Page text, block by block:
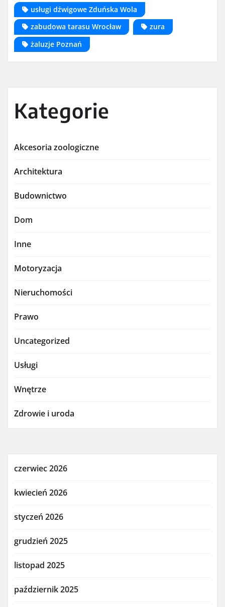
usługi dźwigowe Zduńska Wola
zabudowa tarasu Wrocław
zura
żaluzje Poznań
Kategorie
Akcesoria zoologiczne
Architektura
Budownictwo
Dom
Inne
Motoryzacja
Nieruchomości
Prawo
Uncategorized
Usługi
Wnętrze
Zdrowie i uroda
czerwiec 2026
kwiecień 2026
styczeń 2026
grudzień 2025
listopad 2025
październik 2025